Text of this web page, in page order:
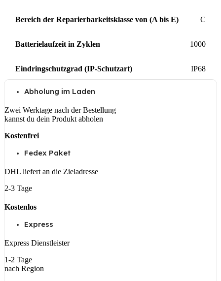
Bereich der Reparierbarkeitsklasse von (A bis E) C
Batterielaufzeit in Zyklen 1000
Eindringschutzgrad (IP-Schutzart) IP68
Abholung im Laden
Zwei Werktage nach der Bestellung
kannst du dein Produkt abholen
Kostenfrei
Fedex Paket
DHL liefert an die Zieladresse
2-3 Tage
Kostenlos
Express
Express Dienstleister
1-2 Tage
nach Region